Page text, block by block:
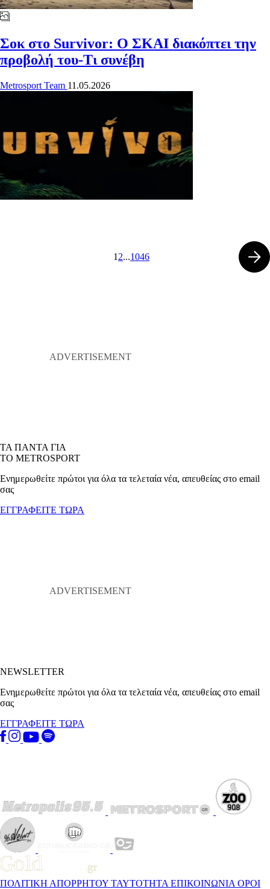
Σοκ στο Survivor: Ο ΣΚΑΙ διακόπτει την
προβολή του-Τι συνέβη
Metrosport Team 11.05.2026
1 2...1046
ΤΑ ΠΑΝΤΑ ΓΙΑ
ΤΟ METROSPORT
Ενημερωθείτε πρώτοι για όλα τα τελεταία νέα, απευθείας στο email
σας
ΕΓΓΡΑΦΕΙΤΕ ΤΩΡΑ
NEWSLETTER
Ενημερωθείτε πρώτοι για όλα τα τελεταία νέα, απευθείας στο email
σας
ΕΓΓΡΑΦΕΙΤΕ ΤΩΡΑ
ΠΟΛΙΤΙΚΗ ΑΠΟΡΡΗΤΟΥ ΤΑΥΤΟΤΗΤΑ ΕΠΙΚΟΙΝΩΝΙΑ ΟΡΟΙ